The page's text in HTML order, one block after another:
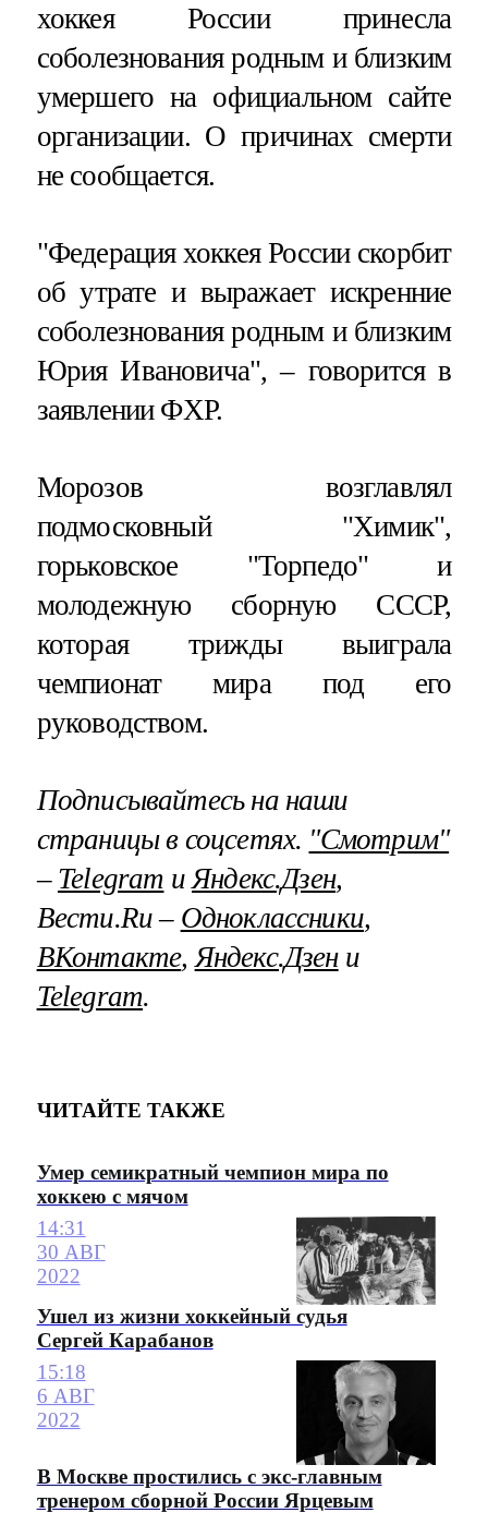
хоккея России принесла
соболезнования родным и близким
умершего на официальном сайте
организации. О причинах смерти
не сообщается.
"Федерация хоккея России скорбит
об утрате и выражает искренние
соболезнования родным и близким
Юрия Ивановича", – говорится в
заявлении ФХР.
Морозов возглавлял
подмосковный "Химик",
горьковское "Торпедо" и
молодежную сборную СССР,
которая трижды выиграла
чемпионат мира под его
руководством.
Подписывайтесь на наши
страницы в соцсетях. "Смотрим"
– Telegram иЯндекс.Дзен,
Вести.Ru – Одноклассники,
ВКонтакте,Яндекс.Дзени
Telegram.
ЧИТАЙТЕ ТАКЖЕ
Умер семикратный чемпион мира по
хоккею с мячом
14:31
30 АВГ
2022
Ушел из жизни хоккейный судья
Сергей Карабанов
15:18
6 АВГ
2022
В Москве простились с экс-главным
тренером сборной России Ярцевым